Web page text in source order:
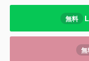
無料
無